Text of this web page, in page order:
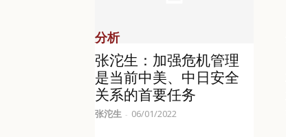
分析
张沱生：加强危机管理
是当前中美、中日安全
关系的首要任务
张沱生 - 06/01/2022